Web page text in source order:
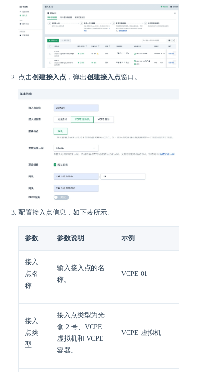
点击创建接入点 ，弹出创建接入点窗口。
配置接入点信息，如下表所示。
参数 参数说明 示例
接入
点名
称
输入接入点的名
称。
VCPE 01
接入
点类
型
接入点类型为光
盒 2 号、VCPE
虚拟机和 VCPE
容器。
VCPE 虚拟机